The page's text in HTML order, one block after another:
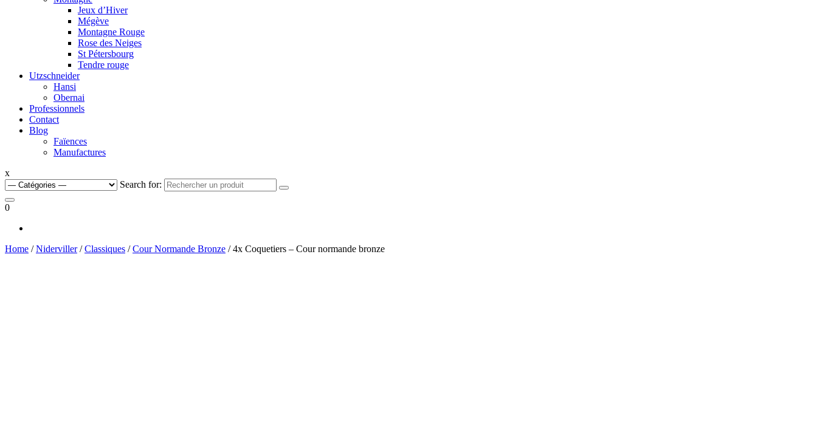
Jeux d’Hiver
Mégève
Montagne Rouge
Rose des Neiges
St Pétersbourg
Tendre rouge
Utzschneider
Hansi
Obernai
Professionnels
Contact
Blog
Faïences
Manufactures
x
Search for:
0
Home /Niderviller/Classiques /Cour Normande Bronze / 4x Coquetiers – Cour normande bronze